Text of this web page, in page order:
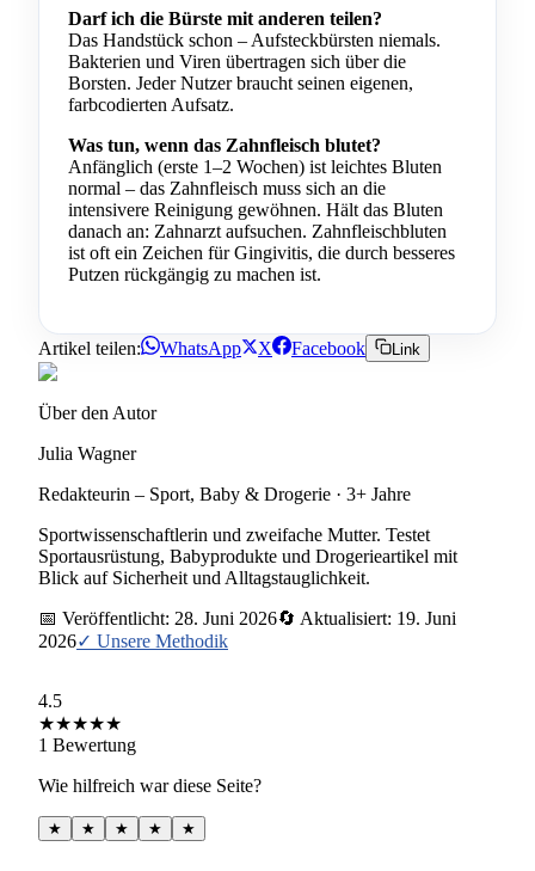
Darf ich die Bürste mit anderen teilen?
Das Handstück schon – Aufsteckbürsten niemals.
Bakterien und Viren übertragen sich über die
Borsten. Jeder Nutzer braucht seinen eigenen,
farbcodierten Aufsatz.
Was tun, wenn das Zahnfleisch blutet?
Anfänglich (erste 1–2 Wochen) ist leichtes Bluten
normal – das Zahnfleisch muss sich an die
intensivere Reinigung gewöhnen. Hält das Bluten
danach an: Zahnarzt aufsuchen. Zahnfleischbluten
ist oft ein Zeichen für Gingivitis, die durch besseres
Putzen rückgängig zu machen ist.
Artikel teilen: WhatsApp X Facebook Link
Über den Autor
Julia Wagner
Redakteurin – Sport, Baby & Drogerie · 3+ Jahre
Sportwissenschaftlerin und zweifache Mutter. Testet
Sportausrüstung, Babyprodukte und Drogerieartikel mit
Blick auf Sicherheit und Alltagstauglichkeit.
📅 Veröffentlicht: 28. Juni 2026🔄 Aktualisiert: 19. Juni
2026✓ Unsere Methodik
4.5
★★★★★
1 Bewertung
Wie hilfreich war diese Seite?
★ ★ ★ ★ ★